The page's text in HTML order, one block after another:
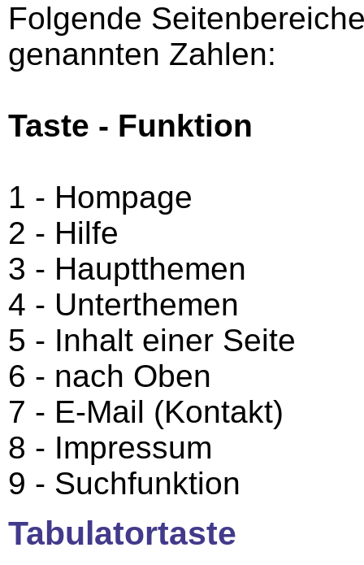
Folgende
genannten Zahlen:
Taste - Funktion
1 - Hompage
2 - Hilfe
3 - Hauptthemen
4 - Unterthemen
5 - Inhalt einer Seite
6 - nach Oben
7 - E-Mail (Kontakt)
8 - Impressum
9 - Suchfunktion
Tabulatortaste